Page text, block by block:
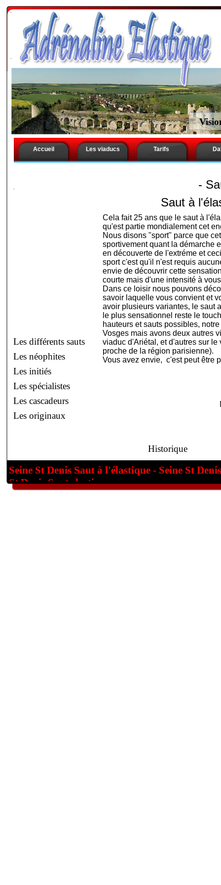
Seine St Denis Saut à l'élastique - Seine St
St Denis Saut elastique .
Saut à l’élastique Seine St Denis . Saut à
élastique Seine St Denis . Saut élastique Seine St
Denis . Saut a l’elastique Seine St Denis . Saut a l
-
Saut à
Cela fait 25 ans que le saut à
qu'est partie mondialement cet
Nous disons "sport" parce que
sportivement quant la démarche
en découverte de l'extréme et
sport c'est qu'il n'est requis
envie de découvrir cette
courte mais d'une intensité à
Dans ce loisir nous pouvons
savoir laquelle vous convient et
avoir plusieurs variantes, le saut
le plus sensationnel reste le
hauteurs et sauts possibles,
Vosges mais avons deux autres
viaduc d'Ariétal, et d'autres sur
proche de la région parisienne).
Vous avez envie, c'est peut être
Accueil Les viaducs Tarifs
Les différents sauts
Les néophites
Les initiés
Les spécialistes
Les cascadeurs
Les originaux
.
Historique
.